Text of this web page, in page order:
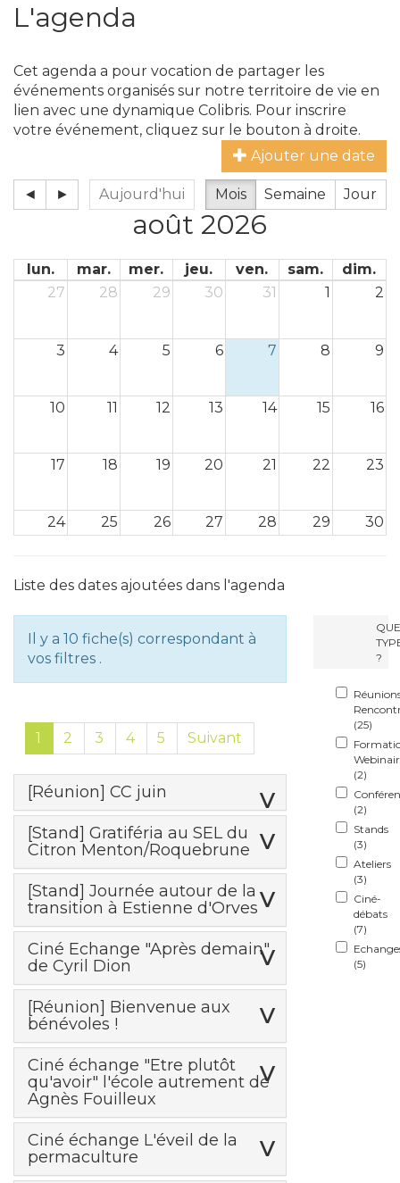
L'agenda
Cet agenda a pour vocation de partager les
événements organisés sur notre territoire de vie en
lien avec une dynamique Colibris. Pour inscrire
votre événement, cliquez sur le bouton à droite.
Ajouter une date
◄ ► Aujourd'hui Mois Semaine Jour
août 2026
lun. mar. mer. jeu. ven. sam.
dim.
27
28 29 30 31 1 2
3 4 5 6 7 8 9
10 11 12 13 14 15 16
17 18 19 20 21 22 23
24 25 26 27 28 29 30
31 1 2 3 4
Liste des dates ajoutées dans l'agenda
Il y a 10 fiche(s) correspondant à
vos filtres .
1 2 3 4 5 Suivant
[Réunion] CC juin
[Stand] Gratiféria au SEL du
Citron Menton/Roquebrune
[Stand] Journée autour de la
transition à Estienne d'Orves
Ciné Echange "Après demain"
de Cyril Dion
[Réunion] Bienvenue aux
bénévoles !
Ciné échange "Etre plutôt
qu'avoir" l'école autrement de
Agnès Fouilleux
Ciné échange L'éveil de la
permaculture
?
(25)
(2)
(2)
Stands
(3)
Ateliers
(3)
Ciné-
débats
(7)
(5)